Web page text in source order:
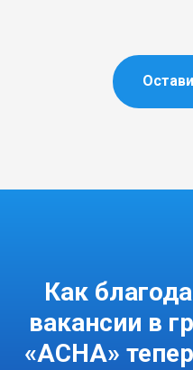
Как
вакансии в
«АСНА»